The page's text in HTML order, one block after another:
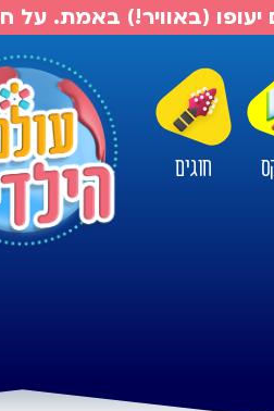
(באוויר!) באמת. על
חוגים